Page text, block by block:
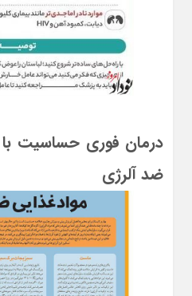
درمان فوری حساسیت با
ضد آلرژی